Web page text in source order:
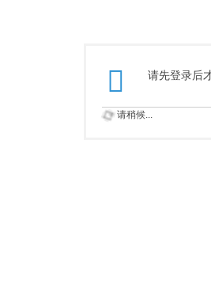
请先登录后
请稍候...